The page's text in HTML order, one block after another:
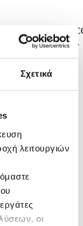
Σχετικά
λειτουργιών
οι
a visit to the
couple is visiting
JAMES ROSS